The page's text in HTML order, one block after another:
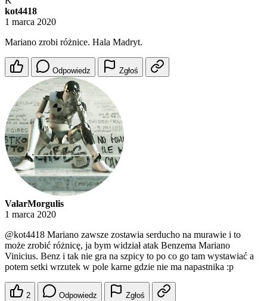
kot4418
1 marca 2020
Mariano zrobi różnice. Hala Madryt.
Odpowiedz Zgłoś
ValarMorgulis
1 marca 2020
@kot4418 Mariano zawsze zostawia serducho na murawie i to
może zrobić różnicę, ja bym widział atak Benzema Mariano
Vinicius. Benz i tak nie gra na szpicy to po co go tam wystawiać a
potem setki wrzutek w pole karne gdzie nie ma napastnika :p
2 Odpowiedz Zgłoś